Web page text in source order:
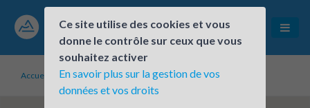
Accueil Établissements inscrits PAE Technologies
Ce site utilise des cookies et vous
donne le contrôle sur ceux que vous
souhaitez activer
En savoir plus sur la gestion de vos
données et vos droits